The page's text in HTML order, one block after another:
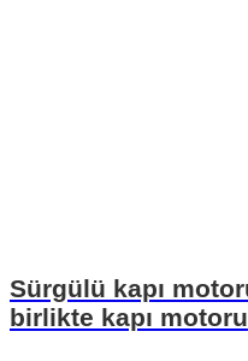
Sürgülü kapı
birlikte kapı motoru